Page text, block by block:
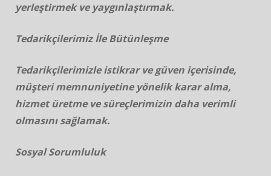
yerleştirmek ve yaygınlaştırmak.
Tedarikçilerimiz İle Bütünleşme
Tedarikçilerimizle istikrar ve güven içerisinde,
müşteri memnuniyetine yönelik karar alma,
hizmet üretme ve süreçlerimizin daha verimli
olmasını sağlamak.
Sosyal Sorumluluk